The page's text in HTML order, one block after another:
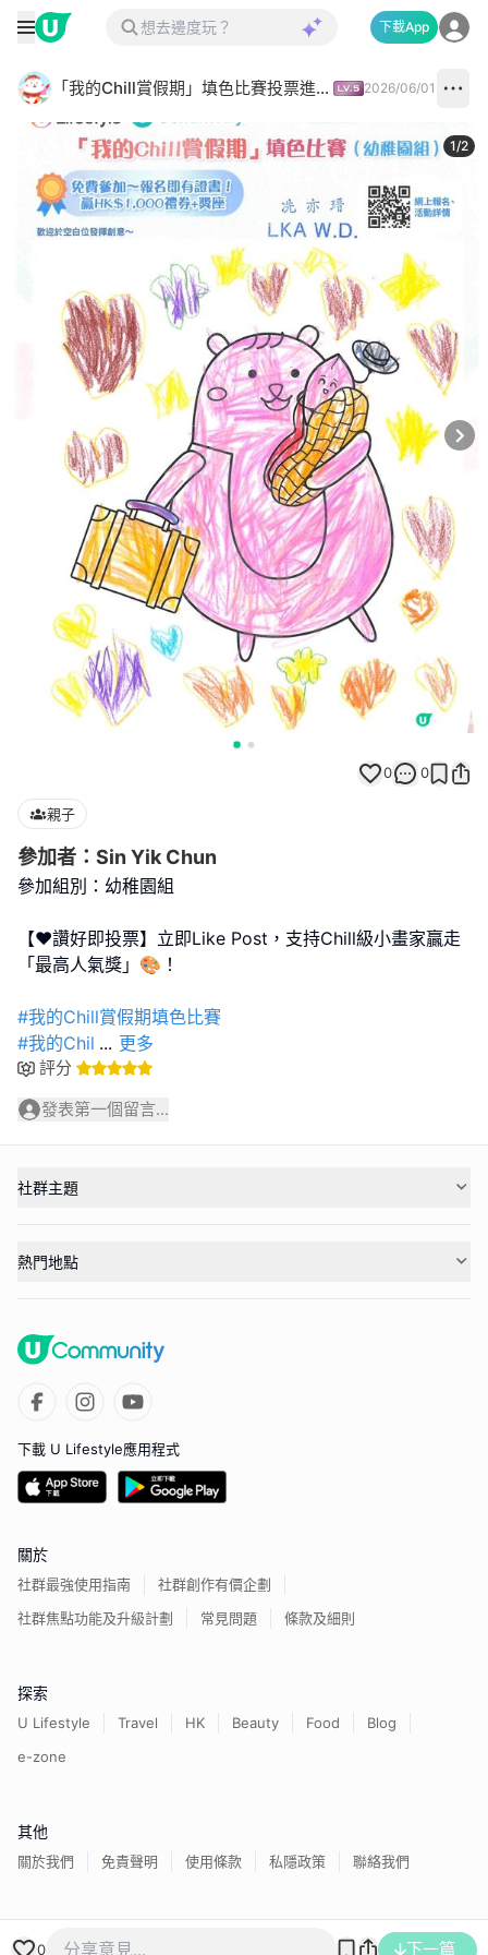
下載App
「我的Chill賞假期」填色比賽投票進行中✅ 2026/06/01
1/2
0 0
親子
參加者：Sin Yik Chun
參加組別：幼稚園組
【❤️讚好即投票】立即Like Post，支持Chill級小畫家贏走
「最高人氣獎」🎨！
#我的Chill賞假期填色比賽
#我的Chil ... 更多
評分
發表第一個留言...
0 下一篇
社群主題
熱門地點
下載 U Lifestyle應用程式
關於
社群最強使用指南
社群創作有價企劃
社群焦點功能及升級計劃
常見問題 條款及細則
探索
U Lifestyle Travel HK Beauty Food
Blog
e-zone
其他
關於我們 免責聲明 使用條款 私隱政策 聯絡我們
香港經濟日報版權所有©